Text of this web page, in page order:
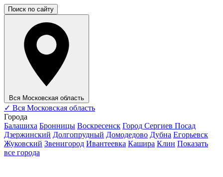
Поиск по сайту
Вся Московская область
✓ Вся Московская область
Города
Балашиха Бронницы Воскресенск Город Сергиев Посад
Дзержинский Долгопрудный Домодедово Дубна Егорьевск
Жуковский Звенигород Ивантеевка Кашира Клин Показать
все города